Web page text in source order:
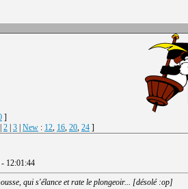
]
2 3 New : 12, 16, 20, 24 ]
12:01:44
qui s'élance et rate le plongeoir... [désolé :op]